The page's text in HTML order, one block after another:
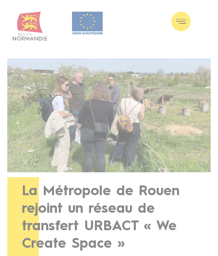
contenu
La Métropole de Rouen
rejoint un réseau de
transfert URBACT « We
Create Space »